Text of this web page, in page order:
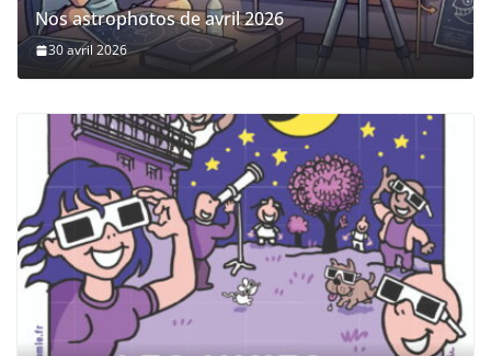
Nos astrophotos de avril 2026
30 avril 2026